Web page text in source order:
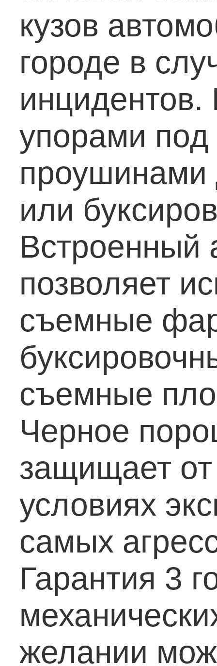
кузов
городе в
упорами
проушинами
или
Встроенный
позволяет
съемные
съемные
Черное
защищает
условиях
самых
Гарантия 3
желании